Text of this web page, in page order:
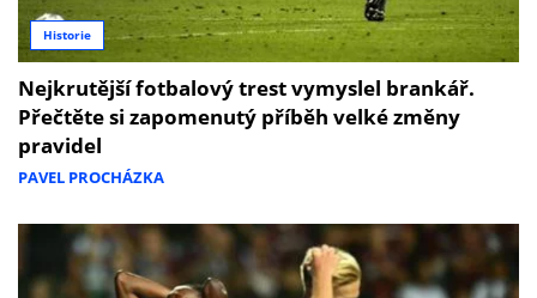
Historie
Nejkrutější fotbalový trest vymyslel brankář.
Přečtěte si zapomenutý příběh velké změny
pravidel
PAVEL PROCHÁZKA